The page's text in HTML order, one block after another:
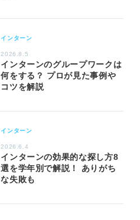
インターン
2026.8.5
インターンのグループワークは
何をする？ プロが見た事例や
コツを解説
インターン
2026.6.4
インターンの効果的な探し方8
選を学年別で解説！ ありがち
な失敗も